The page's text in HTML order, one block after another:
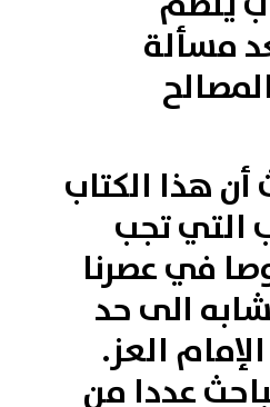
مسألة
أن هذا الكتاب
التي تجب
في عصرنا
الى حد
العز.
عددا من